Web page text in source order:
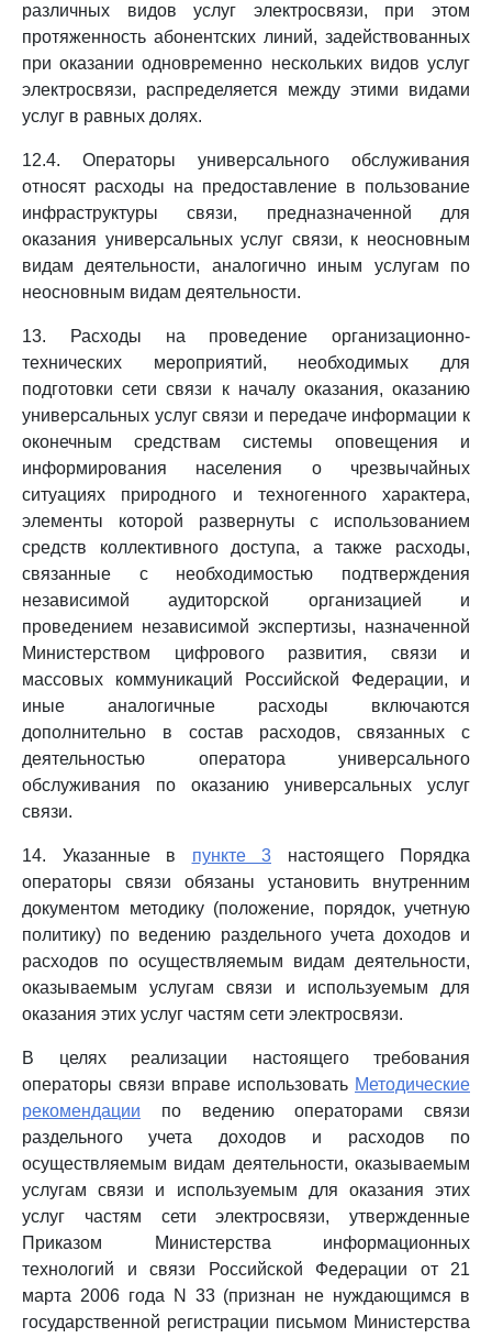
различных видов услуг электросвязи, при этом
протяженность абонентских линий, задействованных
при оказании одновременно нескольких видов услуг
электросвязи, распределяется между этими видами
услуг в равных долях.
12.4. Операторы универсального обслуживания
относят расходы на предоставление в пользование
инфраструктуры связи, предназначенной для
оказания универсальных услуг связи, к неосновным
видам деятельности, аналогично иным услугам по
неосновным видам деятельности.
13. Расходы на проведение организационно-
технических мероприятий, необходимых для
подготовки сети связи к началу оказания, оказанию
универсальных услуг связи и передаче информации к
оконечным средствам системы оповещения и
информирования населения о чрезвычайных
ситуациях природного и техногенного характера,
элементы которой развернуты с использованием
средств коллективного доступа, а также расходы,
связанные с необходимостью подтверждения
независимой аудиторской организацией и
проведением независимой экспертизы, назначенной
Министерством цифрового развития, связи и
массовых коммуникаций Российской Федерации, и
иные аналогичные расходы включаются
дополнительно в состав расходов, связанных с
деятельностью оператора универсального
обслуживания по оказанию универсальных услуг
связи.
14. Указанные в пункте 3 настоящего Порядка
операторы связи обязаны установить внутренним
документом методику (положение, порядок, учетную
политику) по ведению раздельного учета доходов и
расходов по осуществляемым видам деятельности,
оказываемым услугам связи и используемым для
оказания этих услуг частям сети электросвязи.
В целях реализации настоящего требования
операторы связи вправе использовать Методические
рекомендации по ведению операторами связи
раздельного учета доходов и расходов по
осуществляемым видам деятельности, оказываемым
услугам связи и используемым для оказания этих
услуг частям сети электросвязи, утвержденные
Приказом Министерства информационных
технологий и связи Российской Федерации от 21
марта 2006 года N 33 (признан не нуждающимся в
государственной регистрации письмом Министерства